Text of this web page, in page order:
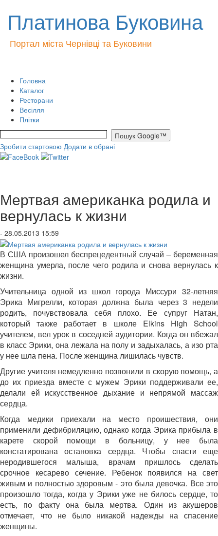
Платинова Буковина
Портал міста Чернівці та Буковини
Головна
Каталог
Ресторани
Весілля
Плітки
Зробити стартовою Додати в обрані
Мертвая американка родила и
вернулась к жизни
- 28.05.2013 15:59
В США произошел беспрецедентный случай – беременная
женщина умерла, после чего родила и снова вернулась к
жизни.
Учительница одной из школ города Миссури 32-летняя
Эрика Мигрелли, которая должна была через 3 недели
родить, почувствовала себя плохо. Ее супруг Натан,
который также работает в школе Elkins High School
учителем, вел урок в соседней аудитории. Когда он вбежал
в класс Эрики, она лежала на полу и задыхалась, а изо рта
у нее шла пена. После женщина лишилась чувств.
Другие учителя немедленно позвонили в скорую помощь, а
до их приезда вместе с мужем Эрики поддерживали ее,
делали ей искусственное дыхание и непрямой массаж
сердца.
Когда медики приехали на место проишествия, они
применили дефибриляцию, однако когда Эрика прибыла в
карете скорой помощи в больницу, у нее была
констатирована остановка сердца. Чтобы спасти еще
неродившегося малыша, врачам пришлось сделать
срочное кесарево сечение. Ребенок появился на свет
живым и полностью здоровым - это была девочка. Все это
произошло тогда, когда у Эрики уже не билось сердце, то
есть, по факту она была мертва. Один из акушеров
отмечает, что не было никакой надежды на спасение
женщины.